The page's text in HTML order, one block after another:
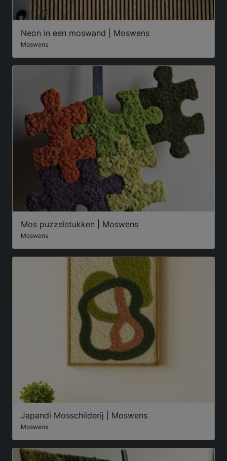
Neon in een moswand | Moswens
Moswens
Mos puzzelstukken | Moswens
Moswens
Japandi Mosschilderij | Moswens
Moswens